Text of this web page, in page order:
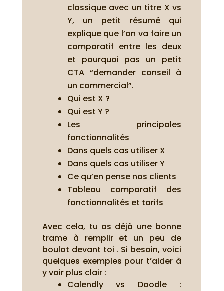
classique avec un titre X vs
Y, un petit résumé qui
explique que l’on va faire un
comparatif entre les deux
et pourquoi pas un petit
CTA “demander conseil à
un commercial”.
Qui est X ?
Qui est Y ?
Les principales
fonctionnalités
Dans quels cas utiliser X
Dans quels cas utiliser Y
Ce qu’en pense nos clients
Tableau comparatif des
fonctionnalités et tarifs
Avec cela, tu as déjà une bonne
trame à remplir et un peu de
boulot devant toi . Si besoin, voici
quelques exemples pour t’aider à
y voir plus clair :
Calendly vs Doodle :